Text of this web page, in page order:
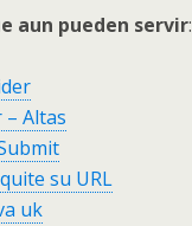
aun pueden servir:
Altas
su URL
uk